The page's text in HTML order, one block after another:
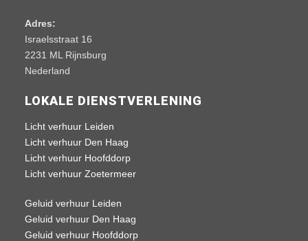
Adres:
Israelsstraat 16
2231 ML Rijnsburg
Nederland
LOKALE DIENSTVERLENING
Licht verhuur Leiden
Licht verhuur Den Haag
Licht verhuur Hoofddorp
Licht verhuur Zoetermeer
Geluid verhuur Leiden
Geluid verhuur Den Haag
Geluid verhuur Hoofddorp